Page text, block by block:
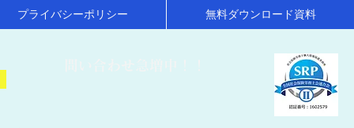
プライバシーポリシー 無料ダウンロード資料